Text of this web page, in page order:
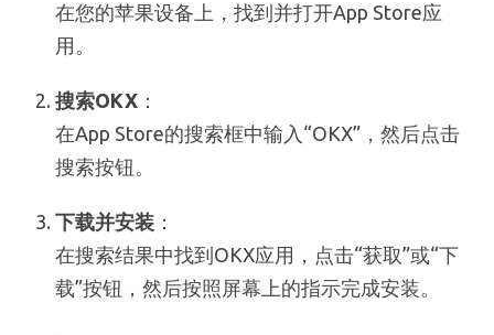
在您的苹果设备上，找到并打开App Store应
用。
搜索OKX ：
在App Store的搜索框中输入“OKX”，然后点击
搜索按钮。
下载并安装 ：
在搜索结果中找到OKX应用，点击“获取”或“下
载”按钮，然后按照屏幕上的指示完成安装。